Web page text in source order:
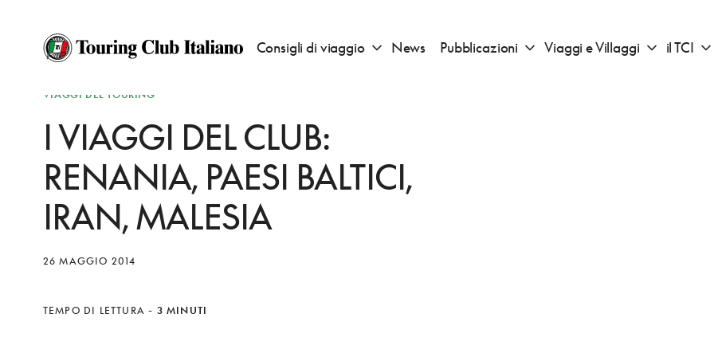
Consigli di viaggio Apri sotto menu "Consigli di viaggio"
News Pubblicazioni Apri sotto menu "Pubblicazioni"
Viaggi e Villaggi Apri sotto
il TCI
VIAGGI DEL TOURING
I VIAGGI DEL CLUB:
RENANIA, PAESI BALTICI,
IRAN, MALESIA
26 MAGGIO 2014
TEMPO DI LETTURA - 3 MINUTI